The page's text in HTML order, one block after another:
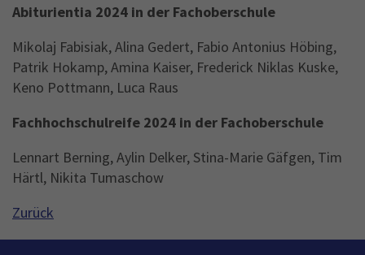
Abiturientia 2024 in der Fachoberschule
Mikolaj Fabisiak, Alina Gedert, Fabio Antonius Höbing,
Patrik Hokamp, Amina Kaiser, Frederick Niklas Kuske,
Keno Pottmann, Luca Raus
Fachhochschulreife 2024 in der Fachoberschule
Lennart Berning, Aylin Delker, Stina-Marie Gäfgen, Tim
Härtl, Nikita Tumaschow
Zurück